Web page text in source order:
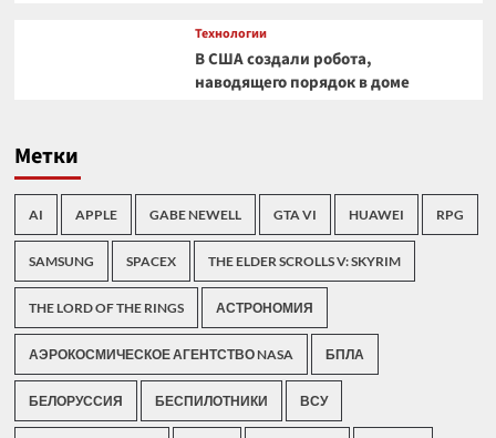
Технологии
В США создали робота,
наводящего порядок в доме
Метки
AI APPLE GABE NEWELL GTA VI HUAWEI RPG
SAMSUNG SPACEX THE ELDER SCROLLS V: SKYRIM
THE LORD OF THE RINGS АСТРОНОМИЯ
АЭРОКОСМИЧЕСКОЕ АГЕНТСТВО NASA БПЛА
БЕЛОРУССИЯ БЕСПИЛОТНИКИ ВСУ